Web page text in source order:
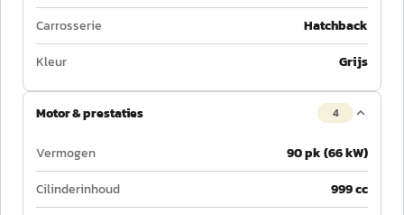
Carrosserie
Hatchback
Kleur
Grijs
Motor & prestaties 4
Vermogen
90 pk (66 kW)
Cilinderinhoud
999 cc